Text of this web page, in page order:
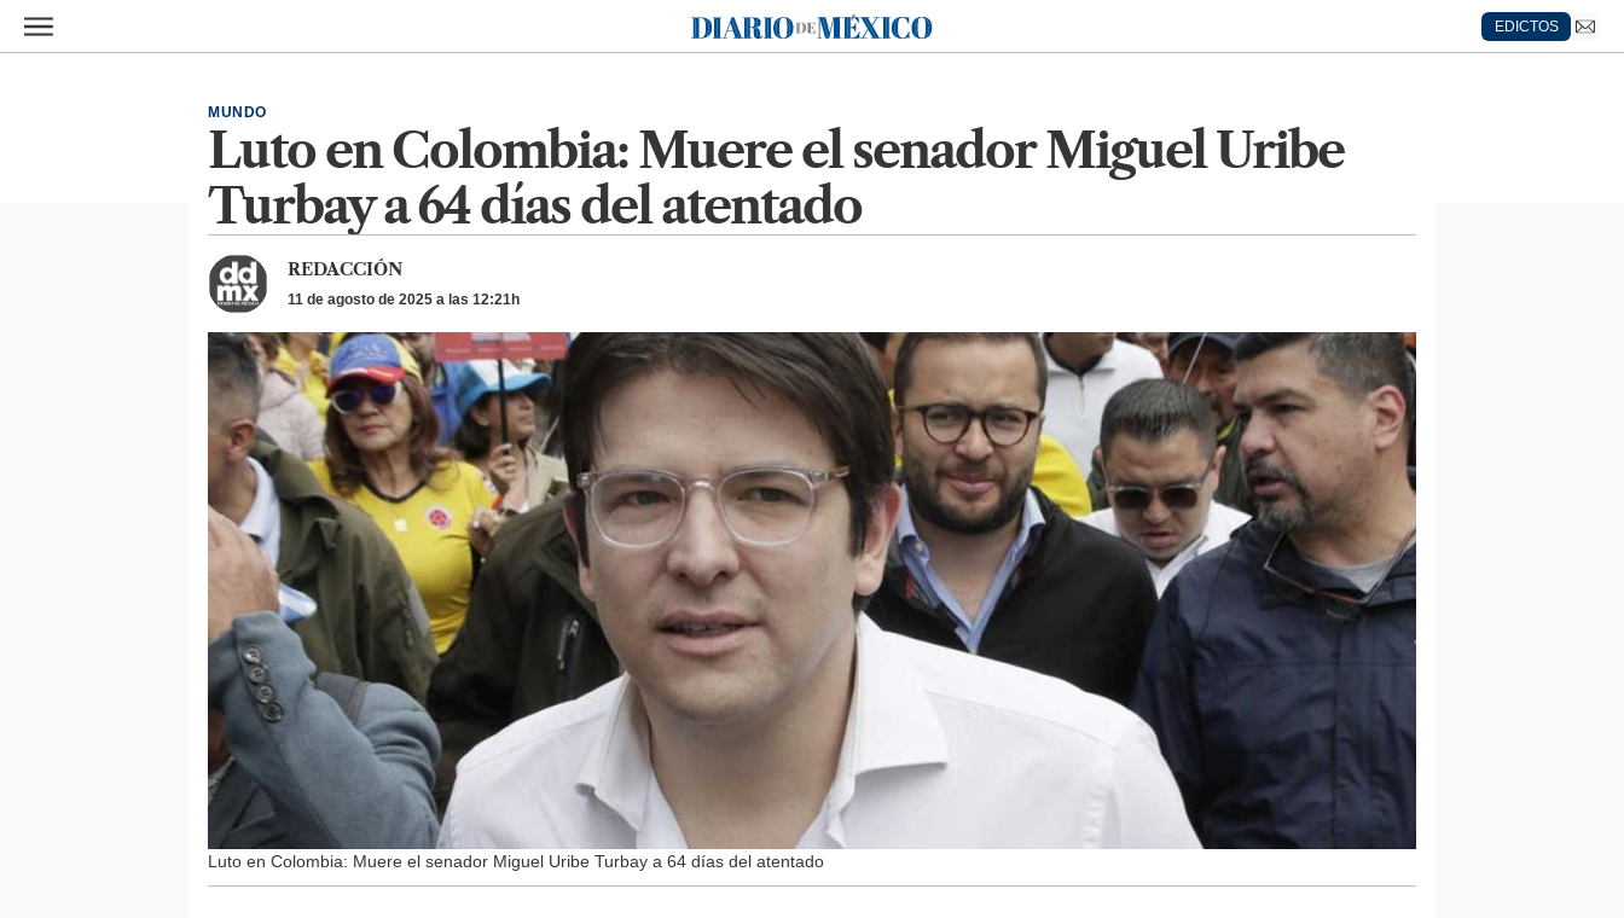
Ir al contenido principal
Diario de México
EDICTOS
Luto en Colombia: Muere el senador Miguel Uribe
Turbay a 64 días del atentado
MUNDO
REDACCIÓN
11 de agosto de 2025 a las 12:21h
Luto en Colombia: Muere el senador Miguel Uribe Turbay a 64 días del atentado